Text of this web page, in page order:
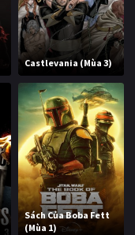
Castlevania (Mùa 3)
Sách Của Boba Fett
(Mùa 1)